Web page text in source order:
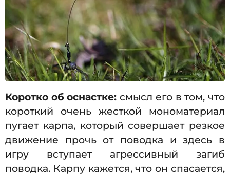
Коротко об оснастке: cмысл его в том, что
короткий очень жесткой мономатериал
пугает карпа, который совершает резкое
движение прочь от поводка и здесь в
игру вступает агрессивный загиб
поводка. Карпу кажется, что он спасается,